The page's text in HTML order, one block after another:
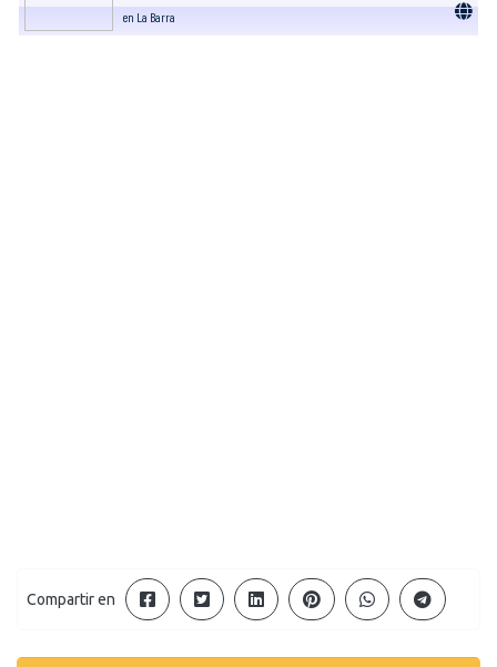
en La Barra
Compartir en